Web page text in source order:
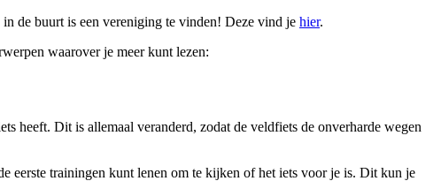
de buurt is een vereniging te vinden! Deze vind je hier.
waarover je meer kunt lezen:
heeft. Dit is allemaal veranderd, zodat de veldfiets de onverharde wegen
eerste trainingen kunt lenen om te kijken of het iets voor je is. Dit kun je